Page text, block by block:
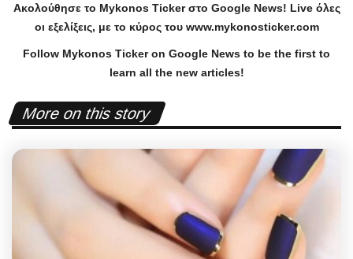
Ακολούθησε το Mykonos Tickerστο Google News! Liveόλες
οι εξελίξεις, με το κύρος του www.mykonosticker.com
Follow Mykonos Ticker on Google News to be the first to
learn all the new articles!
More on this story